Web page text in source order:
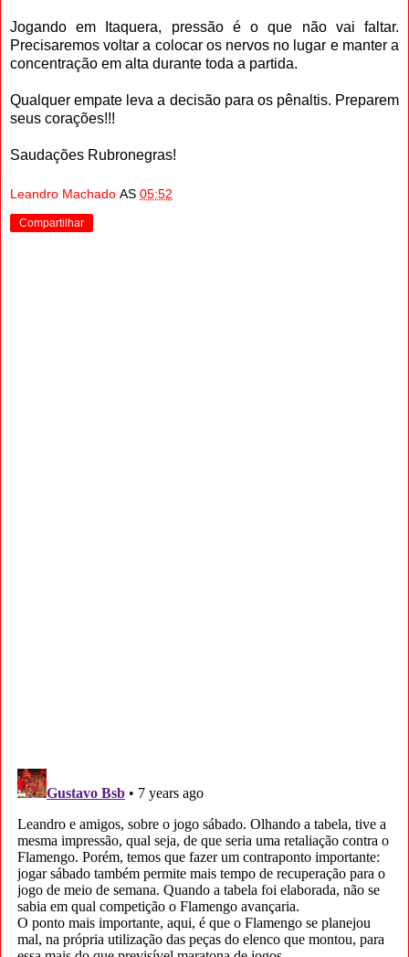
Jogando em Itaquera, pressão é o que não vai faltar.
Precisaremos voltar a colocar os nervos no lugar e manter a
concentração em alta durante toda a partida.
Qualquer empate leva a decisão para os pênaltis. Preparem
seus corações!!!
Saudações Rubronegras!
Leandro Machado AS 05:52
Compartilhar